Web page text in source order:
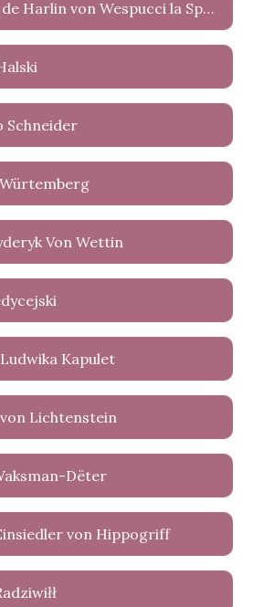
Kamiljan de Harlin von Wespucci la Sparasan
Schneider
Von Wettin
Kapulet
Lichtenstein
Dëter
von Hippogriff